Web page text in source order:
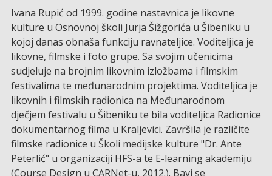
Ivana Rupić od 1999. godine nastavnica je likovne
kulture u Osnovnoj školi Jurja Šižgorića u Šibeniku u
kojoj danas obnaša funkciju ravnateljice. Voditeljica je
likovne, filmske i foto grupe. Sa svojim učenicima
sudjeluje na brojnim likovnim izložbama i filmskim
festivalima te međunarodnim projektima. Voditeljica je
likovnih i filmskih radionica na Međunarodnom
dječjem festivalu u Šibeniku te bila voditeljica Radionice
dokumentarnog filma u Kraljevici. Završila je različite
filmske radionice u Školi medijske kulture "Dr. Ante
Peterlić" u organizaciji HFS-a te E-learning akademiju
(Course Design u CARNet-u, 2012.). Bavi se